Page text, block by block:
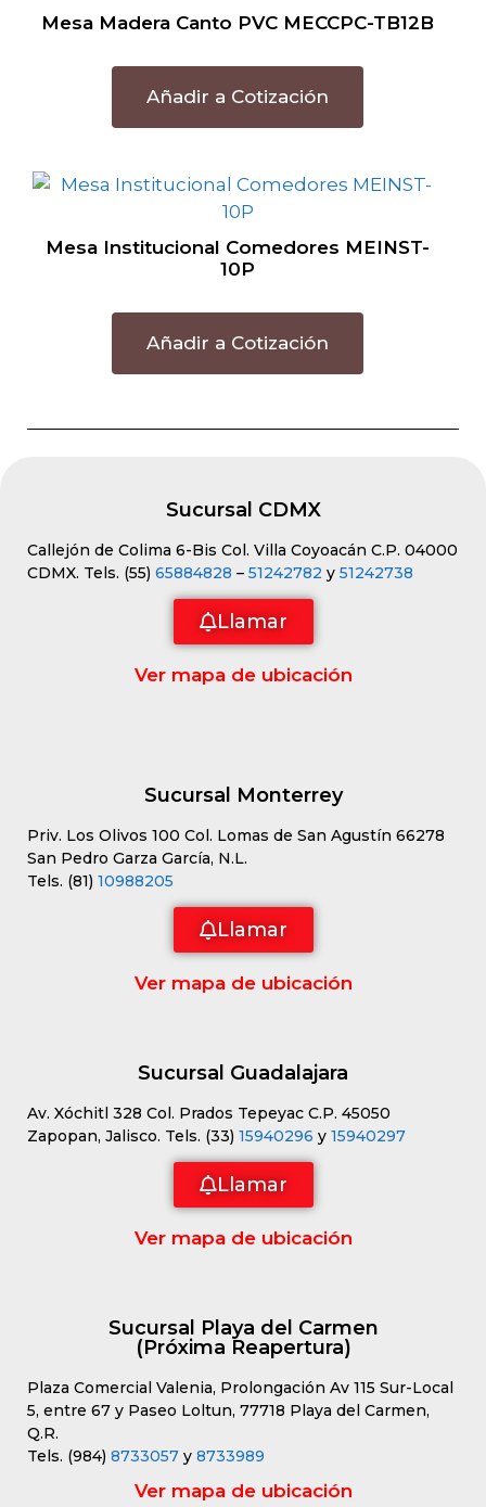
Mesa Madera Canto PVC MECCPC-TB12B
Añadir a Cotización
Mesa Institucional Comedores MEINST-
10P
Añadir a Cotización
Sucursal CDMX
Callejón de Colima 6-Bis Col. Villa Coyoacán C.P. 04000
CDMX. Tels. (55) 65884828 – 51242782 y 51242738
Llamar
Ver mapa de ubicación
Sucursal Monterrey
Priv. Los Olivos 100 Col. Lomas de San Agustín 66278
San Pedro Garza García, N.L.
Tels. (81) 10988205
Llamar
Ver mapa de ubicación
Sucursal Guadalajara
Av. Xóchitl 328 Col. Prados Tepeyac C.P. 45050
Zapopan, Jalisco. Tels. (33) 15940296 y 15940297
Llamar
Ver mapa de ubicación
Sucursal Playa del Carmen
(Próxima Reapertura)
Plaza Comercial Valenia, Prolongación Av 115 Sur-Local
5, entre 67 y Paseo Loltun, 77718 Playa del Carmen,
Q.R.
Tels. (984) 8733057 y 8733989
Ver mapa de ubicación